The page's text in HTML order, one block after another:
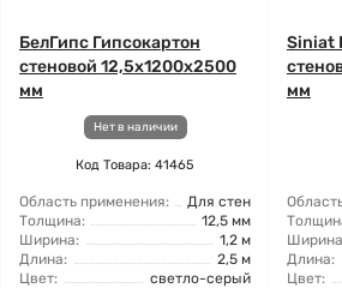
БелГипс Гипсокартон
стеновой 12,5x1200x2500
мм
Нет в наличии
Код Товара: 41465
Область применения:
Для стен
Толщина:
12,5 мм
Ширина:
1,2 м
Длина:
2,5 м
Цвет:
светло-серый
Siniat
мм
Длина:
Цвет: